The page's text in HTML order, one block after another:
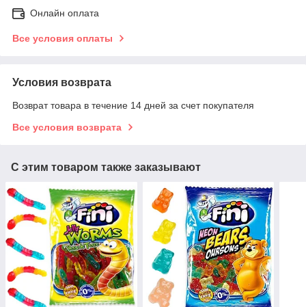
Онлайн оплата
Все условия оплаты
Условия возврата
Возврат товара в течение 14 дней за счет покупателя
Все условия возврата
С этим товаром также заказывают